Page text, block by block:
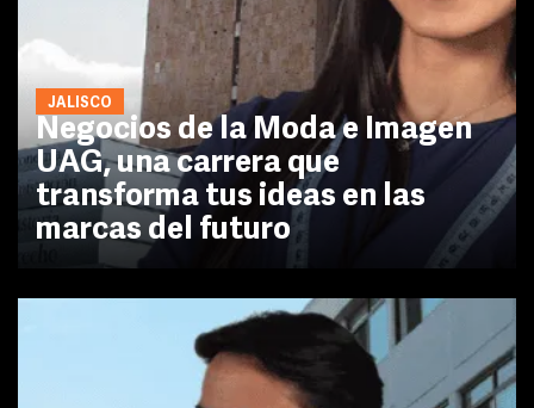
JALISCO
Negocios de la Moda e Imagen
UAG, una carrera que
transforma tus ideas en las
marcas del futuro